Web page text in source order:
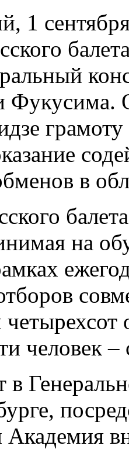
1
Фукусима.
в
на
человек
в
Академия